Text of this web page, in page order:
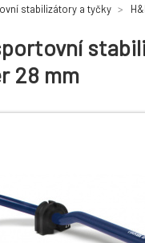
stabilizátory a tyčky
28 mm